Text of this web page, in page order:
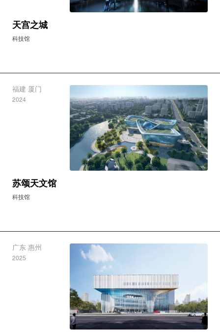
天宫之城
科技馆
福建 厦门
2024
苏颂天文馆
科技馆
广东 惠州
2025